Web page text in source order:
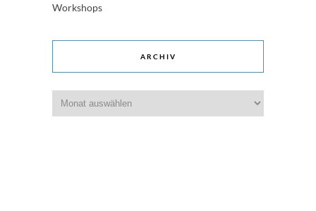
Workshops
ARCHIV